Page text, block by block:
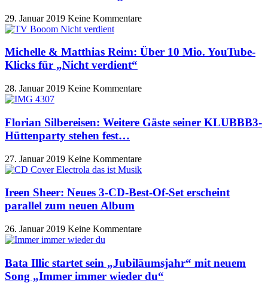
29. Januar 2019 Keine Kommentare
Michelle & Matthias Reim: Über 10 Mio. YouTube-
Klicks für „Nicht verdient“
28. Januar 2019 Keine Kommentare
Florian Silbereisen: Weitere Gäste seiner KLUBBB3-
Hüttenparty stehen fest…
27. Januar 2019 Keine Kommentare
Ireen Sheer: Neues 3-CD-Best-Of-Set erscheint
parallel zum neuen Album
26. Januar 2019 Keine Kommentare
Bata Illic startet sein „Jubiläumsjahr“ mit neuem
Song „Immer immer wieder du“